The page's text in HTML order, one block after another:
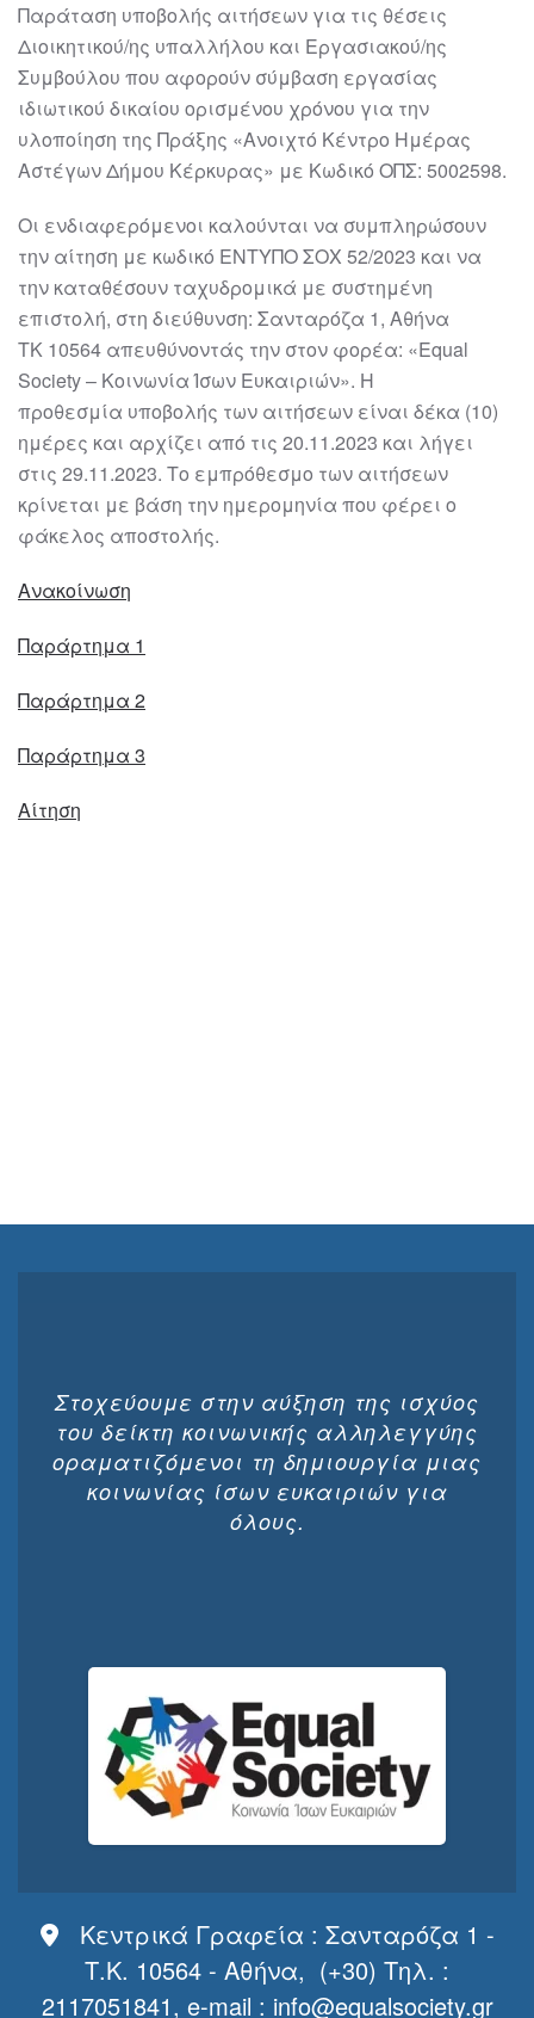
Παράταση υποβολής αιτήσεων για τις θέσεις
Διοικητικού/ης υπαλλήλου και Εργασιακού/ης
Συμβούλου που αφορούν σύμβαση εργασίας
ιδιωτικού δικαίου ορισμένου χρόνου για την
υλοποίηση της Πράξης «Ανοιχτό Κέντρο Ημέρας
Αστέγων Δήμου Κέρκυρας» με Κωδικό ΟΠΣ: 5002598.
Οι ενδιαφερόμενοι καλούνται να συμπληρώσουν
την αίτηση με κωδικό ΕΝΤΥΠΟ ΣΟΧ 52/2023 και να
την καταθέσουν ταχυδρομικά με συστημένη
επιστολή, στη διεύθυνση: Σανταρόζα 1, Αθήνα
ΤΚ 10564 απευθύνοντάς την στον φορέα: «Equal
Society – Κοινωνία Ίσων Ευκαιριών». Η
προθεσμία υποβολής των αιτήσεων είναι δέκα (10)
ημέρες και αρχίζει από τις 20.11.2023 και λήγει
στις 29.11.2023. Το εμπρόθεσμο των αιτήσεων
κρίνεται με βάση την ημερομηνία που φέρει ο
φάκελος αποστολής.
Ανακοίνωση
Παράρτημα 1
Παράρτημα 2
Παράρτημα 3
Αίτηση
Στοχεύουμε στην αύξηση της ισχύος
του δείκτη κοινωνικής αλληλεγγύης
οραματιζόμενοι τη δημιουργία μιας
κοινωνίας ίσων ευκαιριών για
όλους.
Κεντρικά Γραφεία : Σανταρόζα 1 -
Τ.Κ. 10564 - Αθήνα, (+30) Τηλ. :
2117051841, e-mail : info@equalsociety.gr